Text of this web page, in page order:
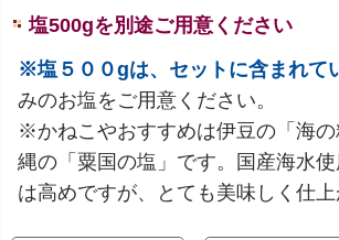
塩500gを別途ご用意ください
※塩５００gは、セットに含まれて
みのお塩をご用意ください。
※かねこやおすすめは伊豆の「海
縄の「粟国の塩」です。国産海水
は高めですが、とても美味しく仕上